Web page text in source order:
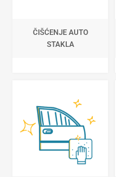
ČIŠĆENJE AUTO
STAKLA